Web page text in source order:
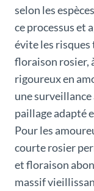
selon les
ce processus et
évite les
floraison rosier,
rigoureux en
une
paillage adapté
Pour les
courte rosier
et floraison
massif